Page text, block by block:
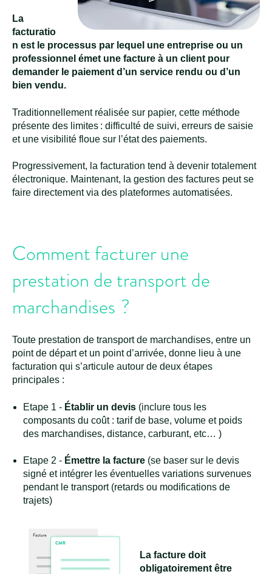
La
facturatio
n est le processus par lequel une entreprise ou un
professionnel émet une facture à un client pour
demander le paiement d’un service rendu ou d’un
bien vendu.
Traditionnellement réalisée sur papier, cette méthode
présente des limites : difficulté de suivi, erreurs de saisie
et une visibilité floue sur l’état des paiements.
Progressivement, la facturation tend à devenir totalement
électronique. Maintenant, la gestion des factures peut se
faire directement via des plateformes automatisées.
Comment facturer une
prestation de transport de
marchandises ?
Toute prestation de transport de marchandises, entre un
point de départ et un point d’arrivée, donne lieu à une
facturation qui s’articule autour de deux étapes
principales :
Etape 1 - Établir un devis(inclure tous les
composants du coût : tarif de base, volume et poids
des marchandises, distance, carburant, etc… )
Etape 2 - Émettre la facture(se baser sur le devis
signé et intégrer les éventuelles variations survenues
pendant le transport (retards ou modifications de
trajets)
La facture doit
obligatoirement être